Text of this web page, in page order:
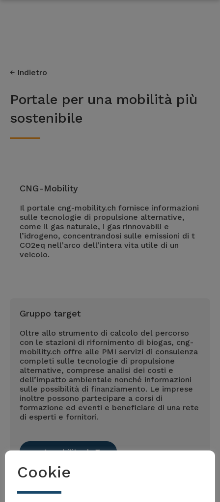
Indietro
Portale per una mobilità più
sostenibile
CNG-Mobility
Il portale cng-mobility.ch fornisce informazioni
sulle tecnologie di propulsione alternative,
come il gas naturale, i gas rinnovabili e
l’idrogeno, concentrandosi sulle emissioni di t
CO2eq nell’arco dell’intera vita utile di un
veicolo.
Gruppo target
Oltre allo strumento di calcolo del percorso
con le stazioni di rifornimento di biogas, cng-
mobility.ch offre alle PMI servizi di consulenza
completi sulle tecnologie di propulsione
alternative, comprese analisi dei costi e
dell’impatto ambientale nonché informazioni
sulle possibilità di finanziamento. Le imprese
inoltre possono partecipare a corsi di
formazione ed eventi e beneficiare di una rete
di esperti e fornitori.
cng-mobility.ch
Cookie